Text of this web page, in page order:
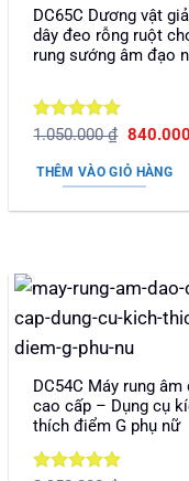
DC65C Dương vật
dây đeo rỗng ruột
rung sướng âm đạo
Được xếp
sao
1.050.000₫ Giá
là:
840.000
THÊM VÀO GIỎ HÀNG
DC54C Máy rung âm
cao cấp – Dụng cụ
thích điểm G phụ nữ